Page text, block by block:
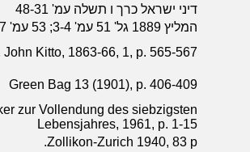
דיני ישראל כרך ו תשלה עמ' 48-31
המליץ 1889 גל' 51 עמ' 3-4; 53 עמ' 6-7
Kitto, 1863-66, 1, p. 565-567
Green Bag 13 (1901), p. 406-409
zur Vollendung des siebzigsten
Lebensjahres, 1961, p. 1-15
Zollikon-Zurich 1940, 83 p.